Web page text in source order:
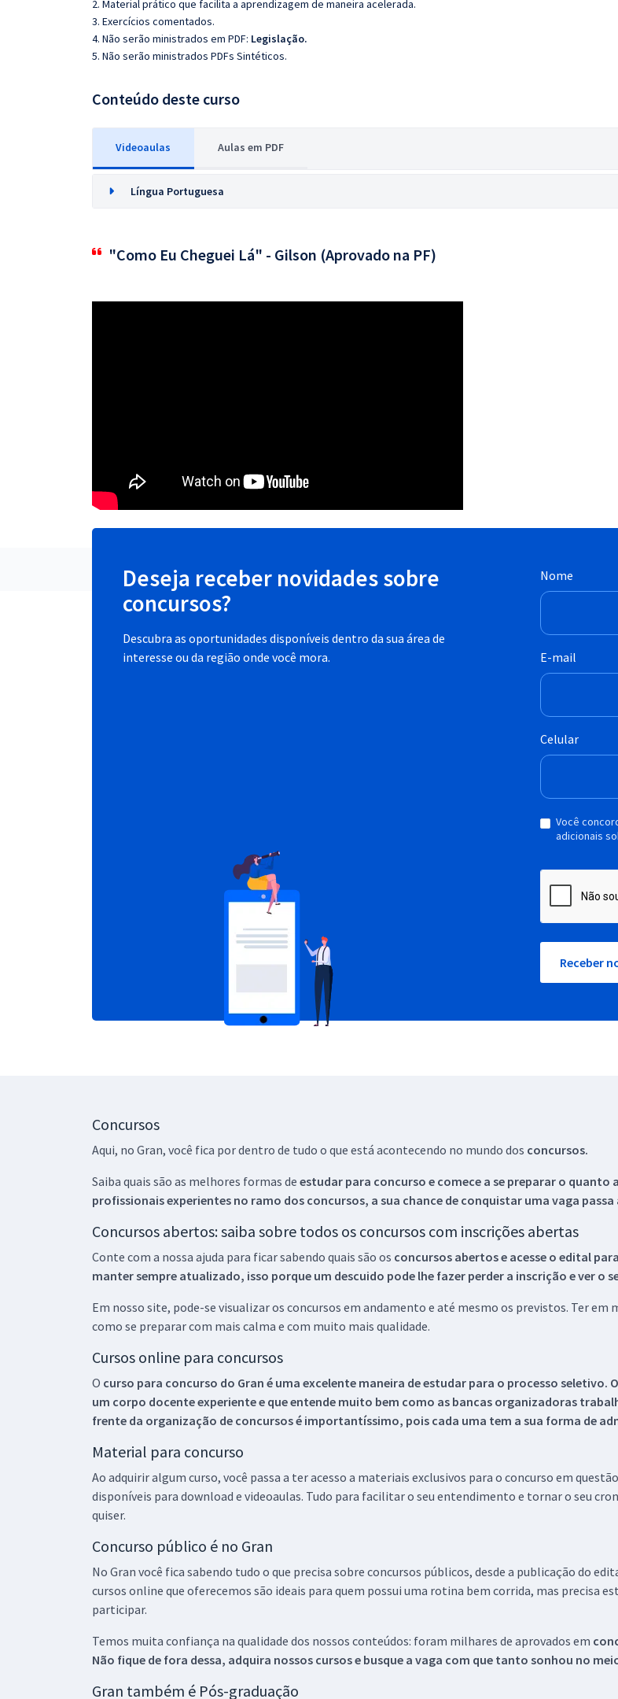
2. Material prático que facilita a aprendizagem de maneira acelerada.
3. Exercícios comentados.
4. Não serão ministrados em PDF: Legislação.
5. Não serão ministrados PDFs Sintéticos.
Conteúdo deste curso
Videoaulas Aulas em PDF
Língua Portuguesa
"Como Eu Cheguei Lá" - Gilson (Aprovado na PF)
Deseja receber novidades sobre
concursos?
Descubra as oportunidades disponíveis dentro da sua área de
interesse ou da região onde você mora.
Nome
E-mail
Celular
Você
adicionais
Receber
Concursos
Aqui, no Gran, você fica por dentro de tudo o que está acontecendo no mundo dos concursos.
Saiba quais são as melhores formas de estudar para concurso e comece a se preparar o
profissionais experientes no ramo dos concursos, a sua chance de conquistar uma vaga passa
Concursos abertos: saiba sobre todos os concursos com inscrições abertas
Conte com a nossa ajuda para ficar sabendo quais são os concursos abertos e acesse o edital
manter sempre atualizado, isso porque um descuido pode lhe fazer perder a inscrição e ver o
Em nosso site, pode-se visualizar os concursos em andamento e até mesmo os previstos. Ter em
como se preparar com mais calma e com muito mais qualidade.
Cursos online para concursos
O curso para concurso do Gran é uma excelente maneira de estudar para o processo
um corpo docente experiente e que entende muito bem como as bancas organizadoras
frente da organização de concursos é importantíssimo, pois cada uma tem a sua forma de
Material para concurso
Ao adquirir algum curso, você passa a ter acesso a materiais exclusivos para o concurso em
disponíveis para download e videoaulas. Tudo para facilitar o seu entendimento e tornar o seu
quiser.
Concurso público é no Gran
No Gran você fica sabendo tudo o que precisa sobre concursos públicos, desde a publicação do
cursos online que oferecemos são ideais para quem possui uma rotina bem corrida, mas precisa
participar.
Temos muita confiança na qualidade dos nossos conteúdos: foram milhares de aprovados em
Não fique de fora dessa, adquira nossos cursos e busque a vaga com que tanto sonhou no
Gran também é Pós-graduação